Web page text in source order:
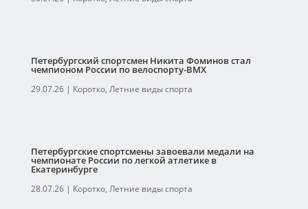
Петербургский спортсмен Никита Фоминов стал
чемпионом России по велоспорту-ВМХ
29.07.26| Коротко, Летние виды спорта
Петербургские спортсмены завоевали медали на
чемпионате России по легкой атлетике в
Екатеринбурге
28.07.26| Коротко, Летние виды спорта